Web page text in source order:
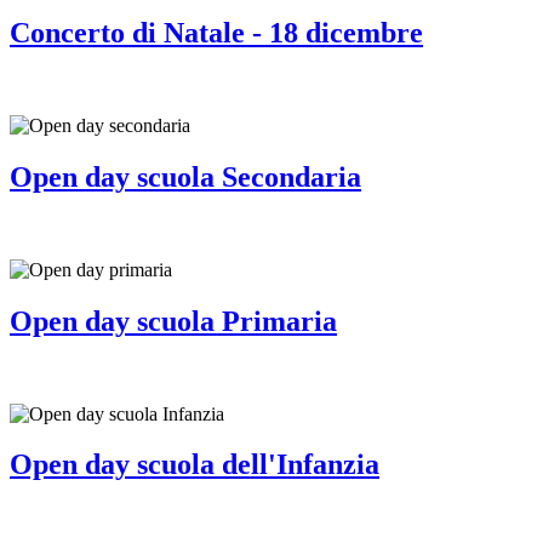
Concerto di Natale - 18 dicembre
Open day scuola Secondaria
Open day scuola Primaria
Open day scuola dell'Infanzia